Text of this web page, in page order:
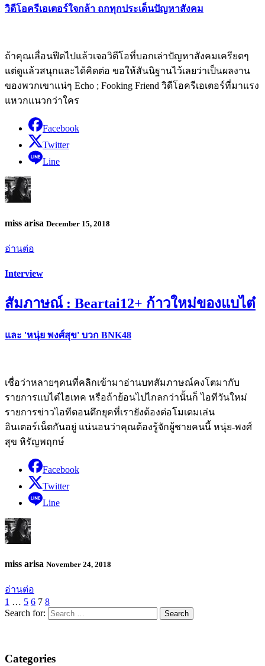
วิดีโอครีเอเตอร์ใจกล้า ถกทุกประเด็นปัญหาสังคม
ถ้าคุณเลื่อนฟีดไปแล้วเจอวิดีโอที่บอกเล่าปัญหาสังคมเครียดๆ
แต่ดูแล้วสนุกและได้คิดต่อ ขอให้สันนิฐานไว้เลยว่าเป็นผลงาน
ของพวกเขาแน่ๆ Echo ; Fooking Friend วิดีโอครีเอเตอร์ที่มาแรง
แหวกแนวกว่าใคร
Facebook
Twitter
Line
miss arisa December 15, 2018
อ่านต่อ
Interview
สัมภาษณ์ : Beartai12+ ก้าวใหม่ของแบไต๋
และ 'หนุ่ย พงศ์สุข' บวก BNK48
เชื่อว่าหลายๆคนที่คลิกเข้ามาอ่านบทสัมภาษณ์คงโตมากับ
รายการแบไต๋ไฮเทค หรือถ้าย้อนไปไกลกว่านั้นก็ ไอทีวันใหม่
รายการข่าวไอทีตอนดึกยุคที่เรายังต้องต่อโมเดมเล่น
อินเตอร์เน็ตกันอยู่ แน่นอนว่าคุณต้องรู้จักผู้ชายคนนี้ หนุ่ย-พงศ์
สุข หิรัญพฤกษ์
Facebook
Twitter
Line
miss arisa November 24, 2018
อ่านต่อ
1 … 5 6 7 8
Search for:
Categories